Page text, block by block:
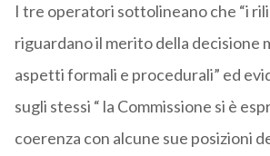
I tre operatori sottolineano che “i
riguardano il merito della decisione
aspetti formali e procedurali” ed
sugli stessi “ la Commissione si è
coerenza con alcune sue posizioni